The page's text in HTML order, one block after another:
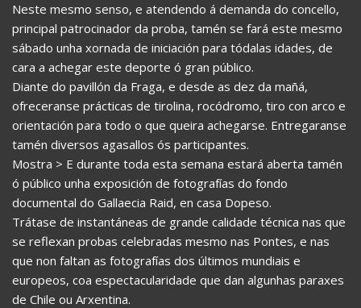
Neste mesmo senso, e atendendo á demanda do concello,
principal patrocinador da proba, tamén se fará este mesmo
sábado unha xornada de iniciación para tódalas idades, de
cara a achegar este deporte ó gran público.
Diante do pavillón da Fraga, e desde as dez da mañá,
ofreceranse prácticas de tirolina, rocódromo, tiro con arco e
orientación para todo o que queira achegarse. Entregaranse
tamén diversos agasallos ós participantes.
Mostra > E durante toda esta semana estará aberta tamén
ó público unha exposición de fotografías do fondo
documental do Gallaecia Raid, en casa Dopeso.
Trátase de instantáneas de grande calidade técnica nas que
se reflexan probas celebradas mesmo nas Pontes, e nas
que non faltan as fotografías dos últimos mundiais e
europeos, coa espectacularidade que dan algunhas paraxes
de Chile ou Arxentina.